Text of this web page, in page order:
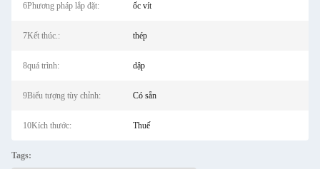
6Phương pháp lắp đặt: ốc vít
7Kết thúc.: thép
8quá trình: dập
9Biểu tượng tùy chỉnh: Có sẵn
10Kích thước: Thuế
Tags: